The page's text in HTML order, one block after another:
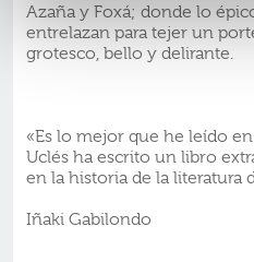
Azaña y Foxá; donde lo
entrelazan para tejer un
grotesco, bello y delirante.
«Es lo mejor que he leído
Uclés ha escrito un libro
en la historia de la literatura
Iñaki Gabilondo